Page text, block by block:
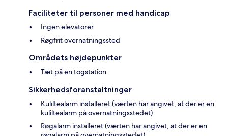
Faciliteter til personer med handicap
Ingen elevatorer
Røgfrit overnatningssted
Områdets højdepunkter
Tæt på en togstation
Sikkerhedsforanstaltninger
Kuliltealarm installeret (værten har angivet, at der er en
kuliltealarm på overnatningsstedet)
Røgalarm installeret (værten har angivet, at der er en